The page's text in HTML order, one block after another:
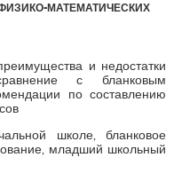
МАТЕМАТИЧЕСКИХ
и недостатки
с бланковым
по составлению
школе, бланковое
младший школьный